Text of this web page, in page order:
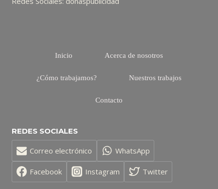
Inicio Acerca de nosotros
¿Cómo trabajamos? Nuestros trabajos
Contacto
REDES SOCIALES
Correo electrónico WhatsApp
Facebook Instagram Twitter